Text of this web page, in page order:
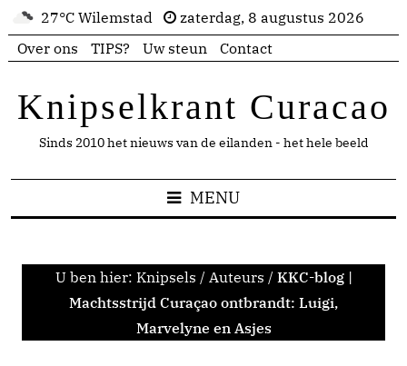
27°C Wilemstad
zaterdag, 8 augustus 2026
Over ons
TIPS? Uw steun Contact
Knipselkrant Curacao
Sinds 2010 het nieuws van de eilanden - het hele beeld
MENU
U ben hier: Knipsels / Auteurs / KKC-blog |
Machtsstrijd Curaçao ontbrandt: Luigi,
Marvelyne en Asjes